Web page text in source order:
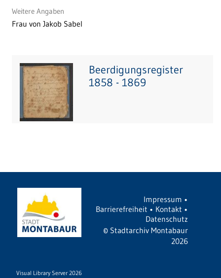
Weitere Angaben
Frau von Jakob Sabel
Beerdigungsregister
1858 - 1869
Impressum •
Barrierefreiheit • Kontakt •
Datenschutz
© Stadtarchiv Montabaur
2026
Visual Library Server 2026